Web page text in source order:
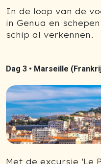
In de loop van de
in Genua en
schip al verkennen.
Dag 3 • Marseille
Met de excursie ‘Le